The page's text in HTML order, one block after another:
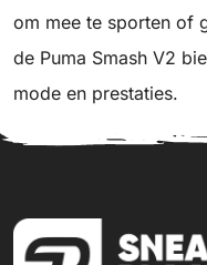
om mee te sporten of
de Puma Smash V2
mode en prestaties.